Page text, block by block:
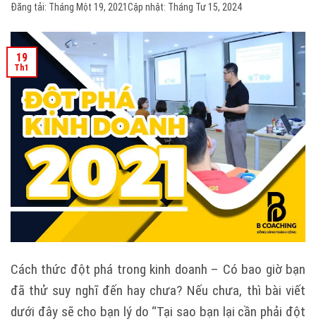
Đăng tải: Tháng Một 19, 2021Cập nhật: Tháng Tư 15, 2024
19
Th1
Cách thức đột phá trong kinh doanh – Có bao giờ bạn
đã thử suy nghĩ đến hay chưa? Nếu chưa, thì bài viết
dưới đây sẽ cho bạn lý do “Tại sao bạn lại cần phải đột